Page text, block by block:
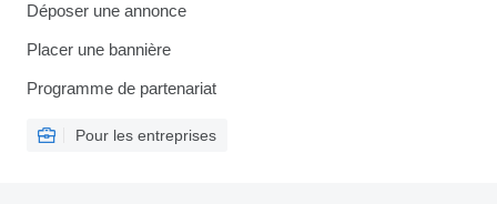
Déposer une annonce
Placer une bannière
Programme de partenariat
Pour les entreprises